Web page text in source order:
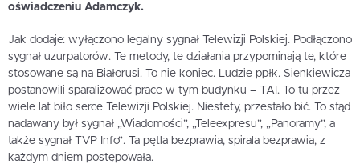
oświadczeniu Adamczyk.
Jak dodaje: wyłączono legalny sygnał Telewizji Polskiej. Podłączono
sygnał uzurpatorów. Te metody, te działania przypominają te, które
stosowane są na Białorusi. To nie koniec. Ludzie ppłk. Sienkiewicza
postanowili sparaliżować prace w tym budynku – TAI. To tu przez
wiele lat biło serce Telewizji Polskiej. Niestety, przestało bić. To stąd
nadawany był sygnał „Wiadomości”, „Teleexpresu”, „Panoramy”, a
także sygnał TVP Info”. Ta pętla bezprawia, spirala bezprawia, z
każdym dniem postępowała.